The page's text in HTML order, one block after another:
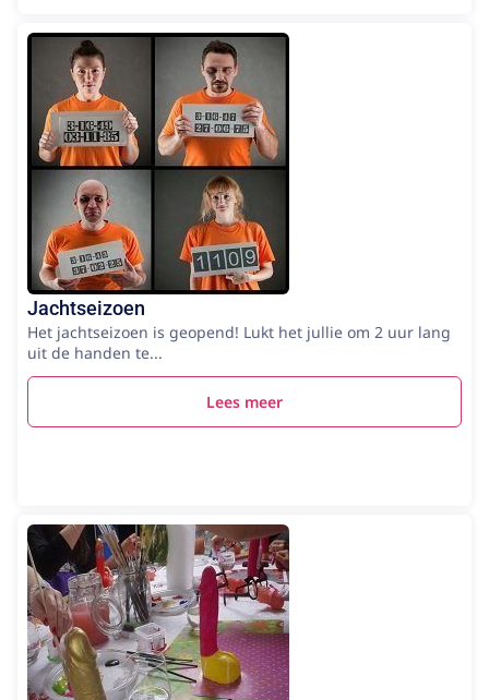
Jachtseizoen
Het jachtseizoen is geopend! Lukt het jullie om 2 uur lang
uit de handen te...
Lees meer